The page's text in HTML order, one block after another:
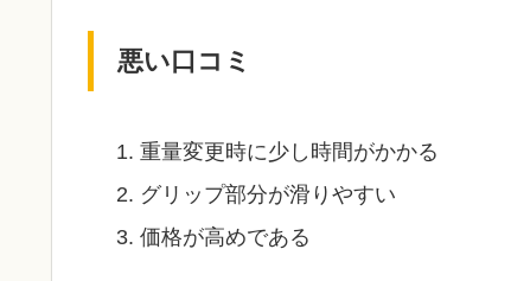
悪い口コミ
重量変更時に少し時間がかかる
グリップ部分が滑りやすい
価格が高めである